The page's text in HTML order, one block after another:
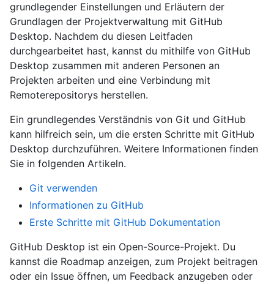
grundlegender Einstellungen und Erläutern der
Grundlagen der Projektverwaltung mit GitHub
Desktop. Nachdem du diesen Leitfaden
durchgearbeitet hast, kannst du mithilfe von GitHub
Desktop zusammen mit anderen Personen an
Projekten arbeiten und eine Verbindung mit
Remoterepositorys herstellen.
Ein grundlegendes Verständnis von Git und GitHub
kann hilfreich sein, um die ersten Schritte mit GitHub
Desktop durchzuführen. Weitere Informationen finden
Sie in folgenden Artikeln.
Git verwenden
Informationen zu GitHub
Erste Schritte mit GitHub Dokumentation
GitHub Desktop ist ein Open-Source-Projekt. Du
kannst die Roadmap anzeigen, zum Projekt beitragen
oder ein Issue öffnen, um Feedback anzugeben oder